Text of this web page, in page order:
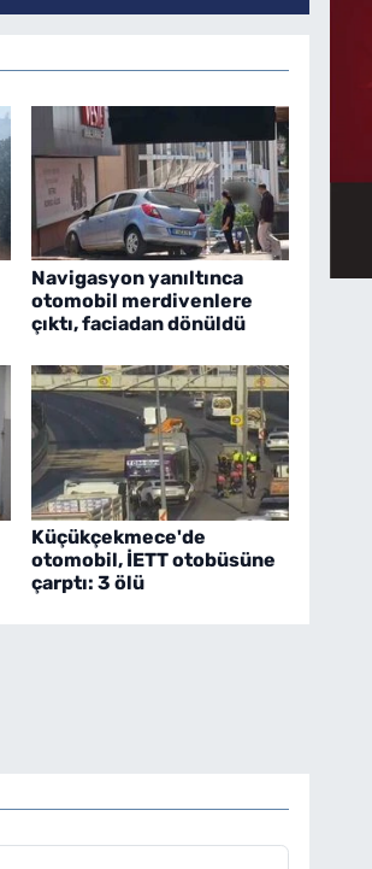
Navigasyon yanıltınca
otomobil merdivenlere
çıktı, faciadan dönüldü
Küçükçekmece'de
otomobil, İETT otobüsüne
çarptı: 3 ölü